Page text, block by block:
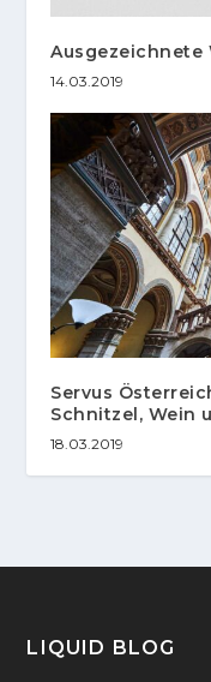
Ausgezeichnete
14.03.2019
Servus
Schnitzel, Wein
18.03.2019
LIQUID BLOG